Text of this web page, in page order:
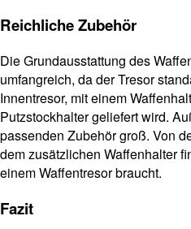
Reichliche Zubehör
Die Grundausstattung des
umfangreich, da der Tresor
Innentresor, mit einem
Putzstockhalter geliefert wird.
passenden Zubehör groß. Von
dem zusätzlichen Waffenhalter
einem Waffentresor braucht.
Fazit